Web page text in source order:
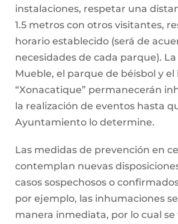
instalaciones, respetar una
1.5 metros con otros visitantes,
horario establecido (será de
necesidades de cada parque). La
Mueble, el parque de béisbol y
“Xonacatique” permanecerán
la realización de eventos hasta
Ayuntamiento lo determine.
Las medidas de prevención en
contemplan nuevas
casos sospechosos o confirmados
por ejemplo, las inhumaciones
manera inmediata, por lo cual se